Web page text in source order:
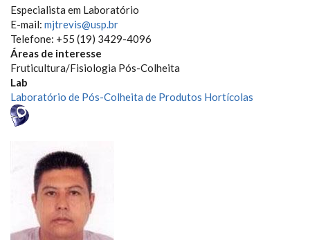
Especialista em Laboratório
E-mail: mjtrevis@usp.br
Telefone: +55 (19) 3429-4096
Áreas de interesse
Fruticultura/Fisiologia Pós-Colheita
Lab
Laboratório de Pós-Colheita de Produtos Hortícolas